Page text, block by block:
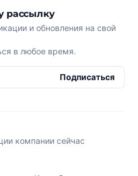
рассылку
и обновления на свой
в любое время.
Подписаться
компании сейчас